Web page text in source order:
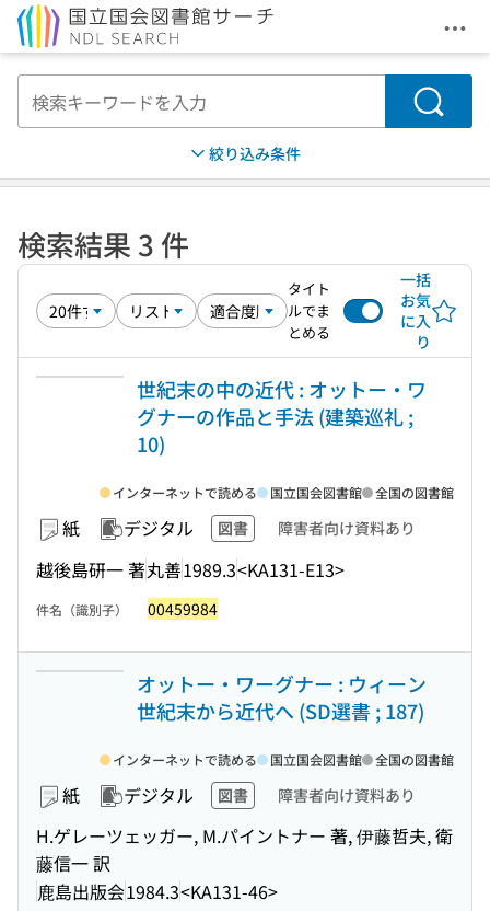
メ
検索
絞り込み条件
検索結果 3 件
タイト
ルでま
とめる
一括
お気
に入
り
世紀末の中の近代 : オットー・ワ
グナーの作品と手法 (建築巡礼 ;
10)
紙 デジタル 図書 障害者向け資料あり
越後島研一 著丸善1989.3<KA131-E13>
インターネットで読める 国立国会図書館 全国の図書館
件名（識別子） 00459984
オットー・ワーグナー : ウィーン
世紀末から近代へ (SD選書 ; 187)
紙 デジタル 図書 障害者向け資料あり
H.ゲレーツェッガー, M.パイントナー 著, 伊藤哲夫, 衛
藤信一 訳
鹿島出版会1984.3<KA131-46>
インターネットで読める 国立国会図書館 全国の図書館